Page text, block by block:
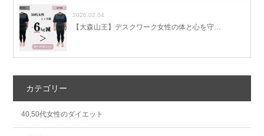
2026.02.04
【大森山王】デスクワーク女性の体と心を守…
カテゴリー
40,50代女性のダイエット